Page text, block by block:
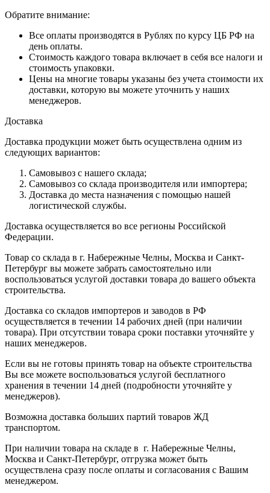
Обратите внимание:
Все оплаты производятся в Рублях по курсу ЦБ РФ на
день оплаты.
Стоимость каждого товара включает в себя все налоги и
стоимость упаковки.
Цены на многие товары указаны без учета стоимости их
доставки, которую вы можете уточнить у наших
менеджеров.
Доставка
Доставка продукции может быть осуществлена одним из
следующих вариантов:
Самовывоз с нашего склада;
Самовывоз со склада производителя или импортера;
Доставка до места назначения с помощью нашей
логистической службы.
Доставка осуществляется во все регионы Российской
Федерации.
Товар со склада в г. Набережные Челны, Москва и Санкт-
Петербург вы можете забрать самостоятельно или
воспользоваться услугой доставки товара до вашего объекта
строительства.
Доставка со складов импортеров и заводов в РФ
осуществляется в течении 14 рабочих дней (при наличии
товара). При отсутствии товара сроки поставки уточняйте у
наших менеджеров.
Если вы не готовы принять товар на объекте строительства
Вы все можете воспользоваться услугой бесплатного
хранения в течении 14 дней (подробности уточняйте у
менеджеров).
Возможна доставка больших партий товаров ЖД
транспортом.
При наличии товара на складе в г. Набережные Челны,
Москва и Санкт-Петербург, отгрузка может быть
осуществлена сразу после оплаты и согласования с Вашим
менеджером.